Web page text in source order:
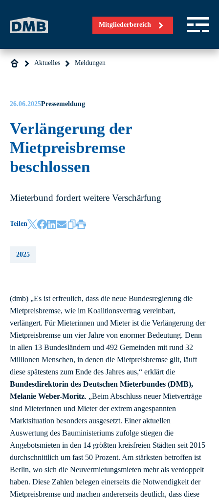
Mitgliederbereich
Aktuelles Meldungen
26.06.2025Pressemeldung
Verlängerung der
Mietpreisbremse
beschlossen
Mieterbund fordert weitere Verschärfung
Teilen
2025
(dmb) „Es ist erfreulich, dass die neue Bundesregierung die
Mietpreisbremse, wie im Koalitionsvertrag vereinbart,
verlängert. Für Mieterinnen und Mieter ist die Verlängerung der
Mietpreisbremse um vier Jahre von enormer Bedeutung. Denn
in allen 13 Bundesländern und 492 Gemeinden mit rund 32
Millionen Menschen, in denen die Mietpreisbremse gilt, läuft
diese spätestens zum Ende des Jahres aus,“ erklärt die
Bundesdirektorin des Deutschen Mieterbundes (DMB),
Melanie Weber-Moritz. „Beim Abschluss neuer Mietverträge
sind Mieterinnen und Mieter der extrem angespannten
Marktsituation besonders ausgesetzt. Einer aktuellen
Auswertung des Bauministeriums zufolge stiegen die
Angebotsmieten in den 14 größten kreisfreien Städten seit 2015
durchschnittlich um fast 50 Prozent. Am stärksten betroffen ist
Berlin, wo sich die Neuvermietungsmieten mehr als verdoppelt
haben. Diese Zahlen belegen einerseits die Notwendigkeit der
Mietpreisbremse und machen andererseits deutlich, dass diese